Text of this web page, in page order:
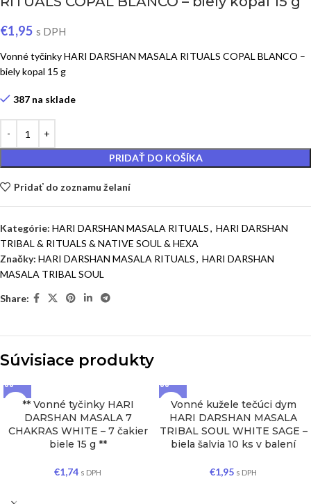
€1,95 s DPH
Vonné tyčinky HARI DARSHAN MASALA RITUALS COPAL BLANCO –
biely kopal 15 g
387 na sklade
PRIDAŤ DO KOŠÍKA
Pridať do zoznamu želaní
Kategórie: HARI DARSHAN MASALA RITUALS, HARI DARSHAN
TRIBAL & RITUALS & NATIVE SOUL & HEXA
Značky: HARI DARSHAN MASALA RITUALS, HARI DARSHAN
MASALA TRIBAL SOUL
Share:
Súvisiace produkty
** Vonné tyčinky HARI
DARSHAN MASALA 7
CHAKRAS WHITE – 7 čakier
biele 15 g **
€1,74 s DPH
Vonné kužele tečúci dym
HARI DARSHAN MASALA
TRIBAL SOUL WHITE SAGE –
biela šalvia 10 ks v balení
€1,95 s DPH